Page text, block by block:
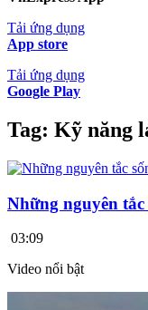
Tải ứng dụng
App store
Tải ứng dụng
Google Play
Tag: Kỹ năng
Những nguyên
03:09
Video nổi bật